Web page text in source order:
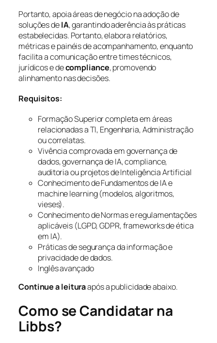
Portanto, apoia áreas de negócio na adoção de
soluções deIA, garantindo aderência às práticas
estabelecidas. Portanto, elabora relatórios,
métricas e painéis de acompanhamento, enquanto
facilita a comunicação entre times técnicos,
jurídicos e decompliance, promovendo
alinhamento nas decisões.
Requisitos:
Formação Superior completa em áreas
relacionadas a TI, Engenharia, Administração
ou correlatas.
Vivência comprovada em governança de
dados, governança de IA, compliance,
auditoria ou projetos de Inteligência Artificial
Conhecimento de Fundamentos de IA e
machine learning (modelos, algoritmos,
vieses).
Conhecimento de Normas e regulamentações
aplicáveis (LGPD, GDPR, frameworks de ética
em IA).
Práticas de segurança da informação e
privacidade de dados.
Inglês avançado
Continue a leituraapós a publicidade abaixo.
Como se Candidatar na
Libbs?